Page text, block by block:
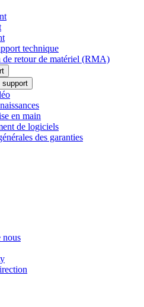
technique
de retour de matériel (RMA)
support
en main
de logiciels
des garanties
nous